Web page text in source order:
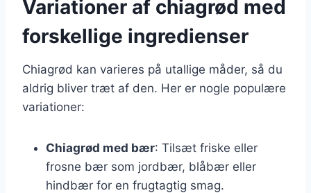
Variationer af chiagrød med
forskellige ingredienser
Chiagrød kan varieres på utallige måder, så du
aldrig bliver træt af den. Her er nogle populære
variationer:
Chiagrød med bær: Tilsæt friske eller
frosne bær som jordbær, blåbær eller
hindbær for en frugtagtig smag.